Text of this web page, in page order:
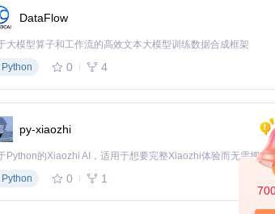
陷识别准确率，较传统人工检测效率提升30倍以上
经微调后可快速适应光伏缺陷检测场景。实验数据显
检测精度。
DataFlow
大模型算子和工作流的高效文本大模型训练数据合成框架
Python
0 4
py-xiaozhi
Python
0 1